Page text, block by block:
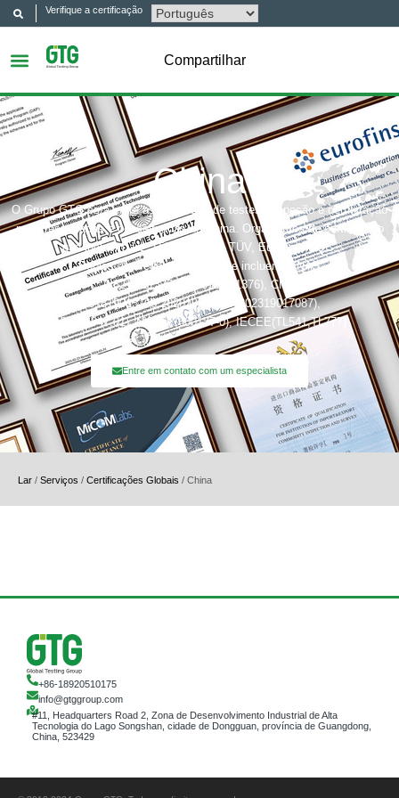
Verifique a certificação
Compartilhar
China
O Grupo GTG está entre as empresas de testes, inspeção e certificação
mais respeitadas e conceituadas da China. Organismos de certificação
que incluem: UL, ITS (Intertek), TÜV, Eurofins, CQC,
Bobies de credenciamento que incluem: CNAS
(L6214,L13753,L18872,IB1376), CMA
(201819013768,202019014977,202319017087),
A2LA(6947.01), NVLAP(600177-0), IECEE(TL541,TL777)
Entre em contato com um especialista
Lar / Serviços / Certificações Globais / China
+86-18920510175
info@gtggroup.com
#11, Headquarters Road 2, Zona de Desenvolvimento Industrial de Alta
Tecnologia do Lago Songshan, cidade de Dongguan, província de Guangdong,
China, 523429